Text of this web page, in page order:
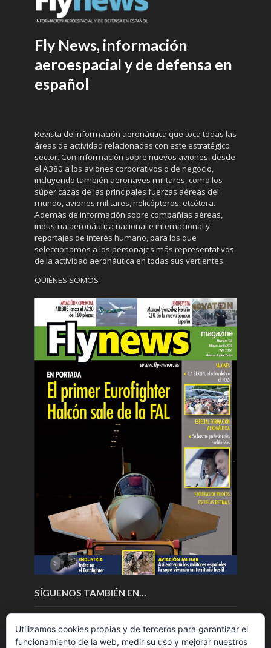
Fly News, información
aeroespacial y de defensa en
español
Revista de información aeronáutica que toca todas las
áreas de actividad relacionadas con este estratégico
sector. Con información sobre nuevos aviones, desde
el A380 a los aviones corporativos o de negocio,
incluyendo también aeronaves militares, como los
súper cazas de las principales fuerzas aéreas del
mundo, aviones militares, helicópteros, etcétera.
Además de información sobre compañías aéreas,
industria aeronáutica nacional e internacional y
reportajes de interés humano, para los que
seleccionamos a los personajes más representativos
de la actividad aeronáutica en todas sus vertientes.
QUIÉNES SOMOS
SÍGUENOS TAMBIÉN EN…
Utilizamos cookies propias y de terceros para garantizar el
funcionamiento de la web, medir su uso y mejorar nuestros